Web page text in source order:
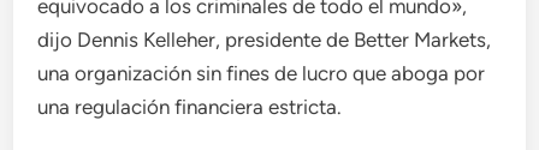
equivocado a los criminales de todo el mundo»,
dijo Dennis Kelleher, presidente de Better Markets,
una organización sin fines de lucro que aboga por
una regulación financiera estricta.